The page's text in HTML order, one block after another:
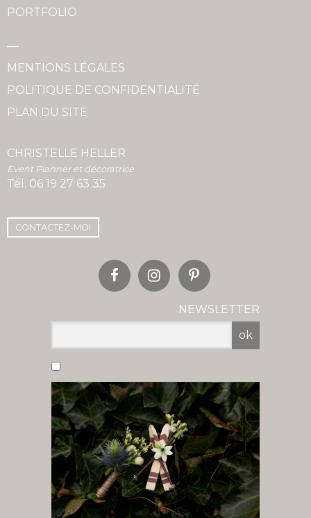
PORTFOLIO
MENTIONS LÉGALES
POLITIQUE DE CONFIDENTIALITÉ
PLAN DU SITE
CHRISTELLE HELLER
Event Planner et décoratrice
Tél. 06 19 27 63 35
CONTACTEZ-MOI
NEWSLETTER
ok